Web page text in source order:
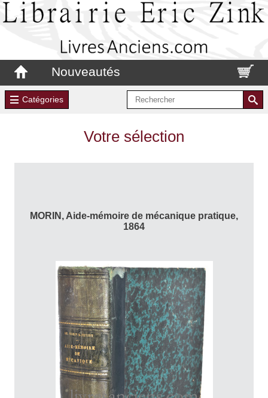
Nouveautés
Catégories
Votre sélection
MORIN, Aide-mémoire de mécanique pratique,
1864